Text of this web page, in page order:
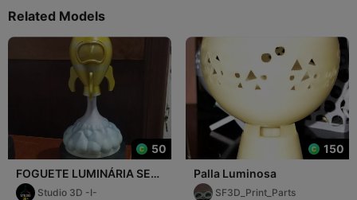
Related Models
50
FOGUETE LUMINÁRIA SEM
FIO (S/ CFS)
Studio 3D -I-
150
Palla Luminosa
SF3D_Print_Parts